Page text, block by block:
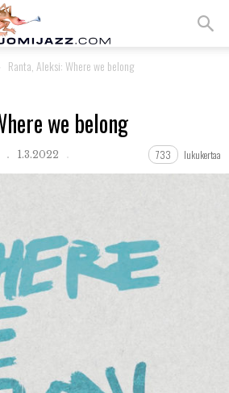
Ranta, Aleksi: Where we belong
we belong
1.3.2022 733 lukukertaa